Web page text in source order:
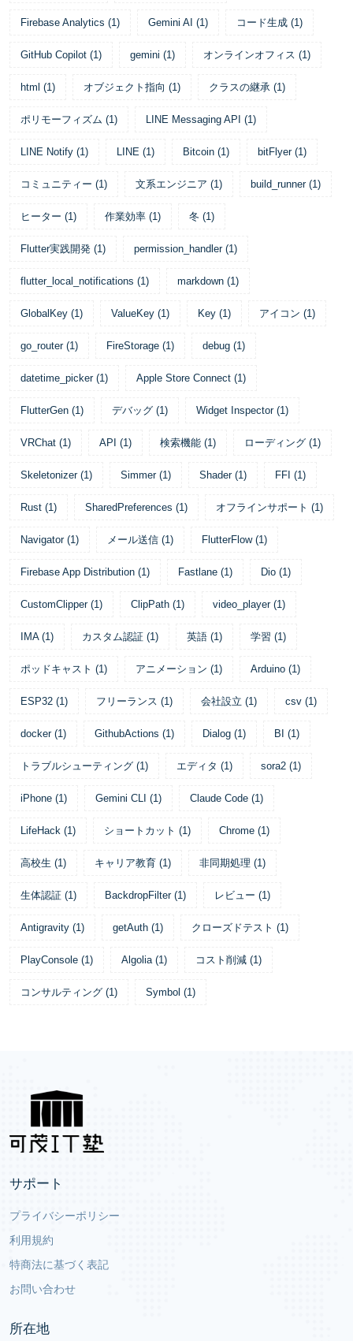
Firebase Analytics (1) Gemini AI (1) コード生成 (1)
GitHub Copilot (1) gemini (1) オンラインオフィス (1)
html (1) オブジェクト指向 (1) クラスの継承 (1)
ポリモーフィズム (1) LINE Messaging API (1)
LINE Notify (1) LINE (1) Bitcoin (1) bitFlyer (1)
コミュニティー (1) 文系エンジニア (1) build_runner (1)
ヒーター (1) 作業効率 (1) 冬 (1)
Flutter実践開発 (1) permission_handler (1)
flutter_local_notifications (1) markdown (1)
GlobalKey (1) ValueKey (1) Key (1) アイコン (1)
go_router (1) FireStorage (1) debug (1)
datetime_picker (1) Apple Store Connect (1)
FlutterGen (1) デバッグ (1) Widget Inspector (1)
VRChat (1) API (1) 検索機能 (1) ローディング (1)
Skeletonizer (1) Simmer (1) Shader (1) FFI (1)
Rust (1) SharedPreferences (1) オフラインサポート (1)
Navigator (1) メール送信 (1) FlutterFlow (1)
Firebase App Distribution (1) Fastlane (1) Dio (1)
CustomClipper (1) ClipPath (1) video_player (1)
IMA (1) カスタム認証 (1) 英語 (1) 学習 (1)
ポッドキャスト (1) アニメーション (1) Arduino (1)
ESP32 (1) フリーランス (1) 会社設立 (1) csv (1)
docker (1) GithubActions (1) Dialog (1) BI (1)
トラブルシューティング (1) エディタ (1) sora2 (1)
iPhone (1) Gemini CLI (1) Claude Code (1)
LifeHack (1) ショートカット (1) Chrome (1)
高校生 (1) キャリア教育 (1) 非同期処理 (1)
生体認証 (1) BackdropFilter (1) レビュー (1)
Antigravity (1) getAuth (1) クローズドテスト (1)
PlayConsole (1) Algolia (1) コスト削減 (1)
コンサルティング (1) Symbol (1)
サポート
プライバシーポリシー
利用規約
特商法に基づく表記
お問い合わせ
所在地